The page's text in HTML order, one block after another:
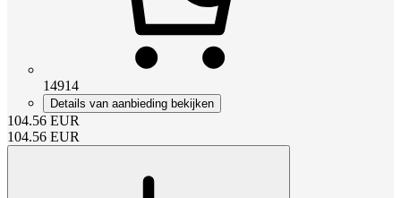
14914
Details van aanbieding bekijken
104.56 EUR
104.56 EUR